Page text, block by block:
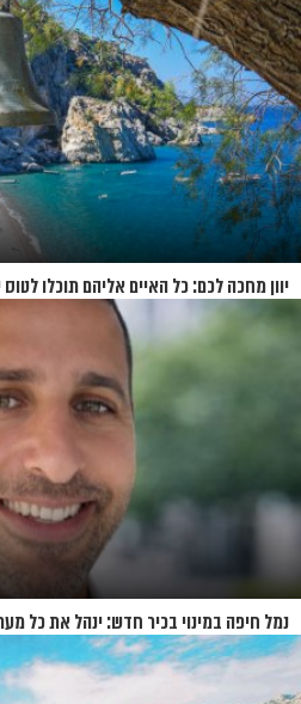
יוון מחכה לכם: כל האיים אליהם תוכלו
האיים של קיץ 2026
נמל חיפה במינוי בכיר חדש: ינהל את כל